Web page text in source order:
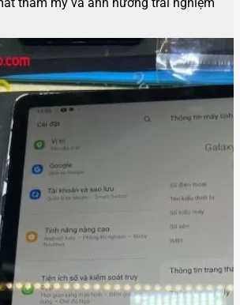
thẩm mỹ và ảnh hưởng trải nghiệm